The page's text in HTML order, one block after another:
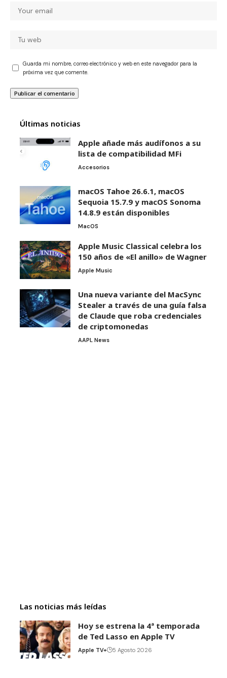
Guarda mi nombre, correo electrónico y web en este navegador para la
próxima vez que comente.
Últimas noticias
Apple añade más audífonos a su
lista de compatibilidad MFi
Accesorios
macOS Tahoe 26.6.1, macOS
Sequoia 15.7.9 y macOS Sonoma
14.8.9 están disponibles
MacOS
Apple Music Classical celebra los
150 años de «El anillo» de Wagner
Apple Music
Una nueva variante del MacSync
Stealer a través de una guía falsa
de Claude que roba credenciales
de criptomonedas
AAPL News
Las noticias más leídas
Hoy se estrena la 4ª temporada
de Ted Lasso en Apple TV
Apple TV+ 5 Agosto 2026